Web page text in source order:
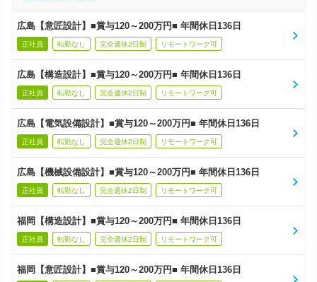
広島【意匠設計】■賞与120～200万円■ 年間休日136日
正社員 転勤なし 完全週休2日制 リモートワーク可
広島【構造設計】■賞与120～200万円■ 年間休日136日
正社員 転勤なし 完全週休2日制 リモートワーク可
広島【電気設備設計】■賞与120～200万円■ 年間休日136日
正社員 転勤なし 完全週休2日制 リモートワーク可
広島【機械設備設計】■賞与120～200万円■ 年間休日136日
正社員 転勤なし 完全週休2日制 リモートワーク可
福岡【構造設計】■賞与120～200万円■ 年間休日136日
正社員 転勤なし 完全週休2日制 リモートワーク可
福岡【意匠設計】■賞与120～200万円■ 年間休日136日